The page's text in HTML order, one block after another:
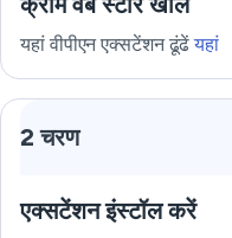
यहां वीपीएन एक्सटेंशन ढूंढेंयहां
2 चरण
एक्सटेंशन इंस्टॉल करें